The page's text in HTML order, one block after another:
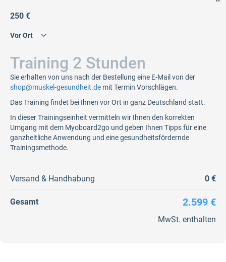
250 €
Training 2 Stunden
Sie erhalten von uns nach der Bestellung eine E-Mail von der
shop@muskel-gesundheit.de mit Termin Vorschlägen.
Das Training findet bei Ihnen vor Ort in ganz Deutschland statt.
In dieser Trainingseinheit vermitteln wir Ihnen den korrekten
Umgang mit dem Myoboard2go und geben Ihnen Tipps für eine
ganzheitliche Anwendung und eine gesundheitsfördernde
Trainingsmethode.
Versand & Handhabung 0 €
Gesamt 2.599 €
MwSt. enthalten